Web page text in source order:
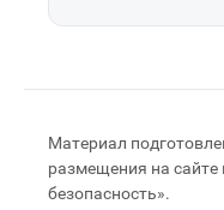
Материал
размещения на
безопасность».